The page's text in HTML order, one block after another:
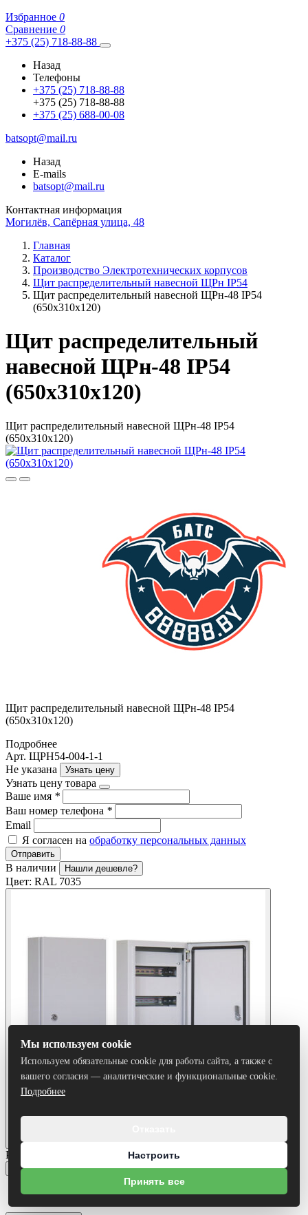
Избранное 0
Сравнение 0
+375 (25) 718-88-88
Назад
Телефоны
+375 (25) 718-88-88
+375 (25) 718-88-88
+375 (25) 688-00-08
batsopt@mail.ru
Назад
E-mails
batsopt@mail.ru
Контактная информация
Могилёв, Сапёрная улица, 48
Главная
Каталог
Производство Электротехнических корпусов
Щит распределительный навесной ЩРн IP54
Щит распределительный навесной ЩРн-48 IP54
(650х310х120)
Щит распределительный
навесной ЩРн-48 IP54
(650х310х120)
Щит распределительный навесной ЩРн-48 IP54
(650х310х120)
Щит распределительный навесной ЩРн-48 IP54
(650х310х120)
Подробнее
Арт. ЩРН54-004-1-1
Не указана
Узнать цену
Узнать цену товара
Ваше имя *
Ваш номер телефона *
Email
Я согласен на обработку персональных данных
Отправить
В наличии Нашли дешевле?
Цвет: RAL 7035
Размеры:
650х310х120
650х310х120
Мы используем cookie
Используем обязательные cookie для работы сайта, а также с
вашего согласия — аналитические и функциональные cookie.
Подробнее
Настроить
Принять все